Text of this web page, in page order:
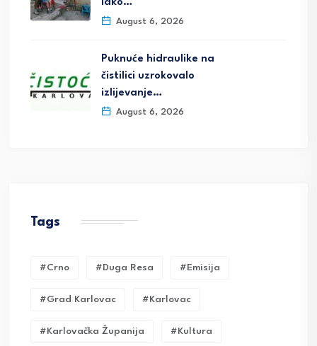
iako…
August 6, 2026
Puknuće hidraulike na
čistilici uzrokovalo
izlijevanje…
August 6, 2026
Tags
#crno #duga Resa #emisija
#grad Karlovac #karlovac
#karlovačka Županija #kultura